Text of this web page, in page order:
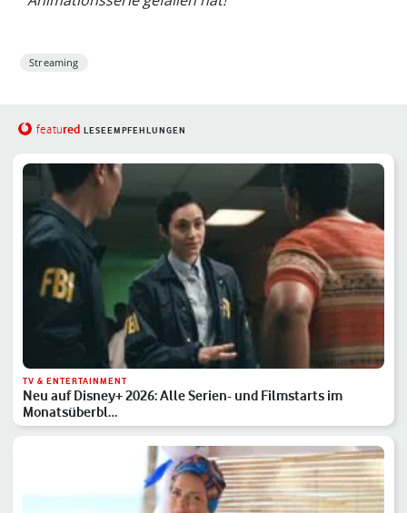
Streaming
featured LESEEMPFEHLUNGEN
TV & ENTERTAINMENT
Neu auf Disney+ 2026: Alle Serien- und Filmstarts im
Monatsüberbl…